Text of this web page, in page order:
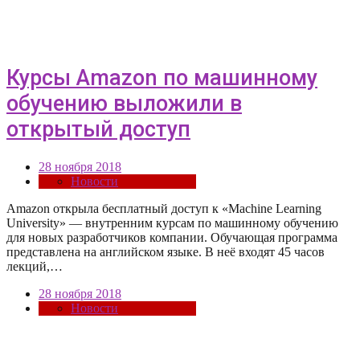
Курсы Amazon по машинному
обучению выложили в
открытый доступ
28 ноября 2018
Новости
Amazon открыла бесплатный доступ к «Machine Learning
University» — внутренним курсам по машинному обучению
для новых разработчиков компании. Обучающая программа
представлена на английском языке. В неё входят 45 часов
лекций,…
28 ноября 2018
Новости